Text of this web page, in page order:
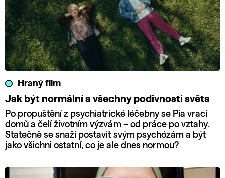
Hraný film
Jak být normální a všechny podivnosti světa
Po propuštění z psychiatrické léčebny se Pia vrací
domů a čelí životním výzvám – od práce po vztahy.
Statečně se snaží postavit svým psychózám a být
jako všichni ostatní, co je ale dnes normou?